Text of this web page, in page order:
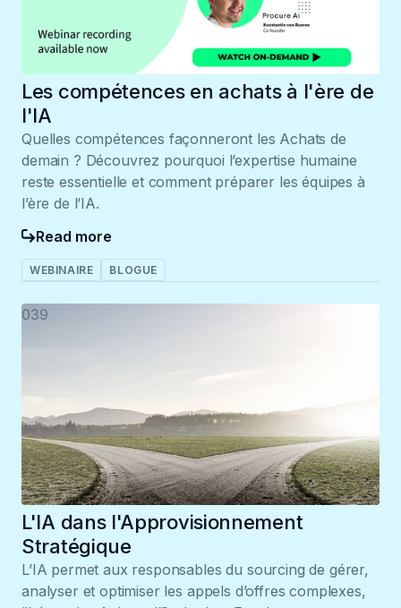
Les compétences en achats à l'ère de
l'IA
Quelles compétences façonneront les Achats de
demain ? Découvrez pourquoi l’expertise humaine
reste essentielle et comment préparer les équipes à
l’ère de l’IA.
Read more
WEBINAIRE BLOGUE
L'IA dans l'Approvisionnement
Stratégique
L’IA permet aux responsables du sourcing de gérer,
analyser et optimiser les appels d’offres complexes,
039